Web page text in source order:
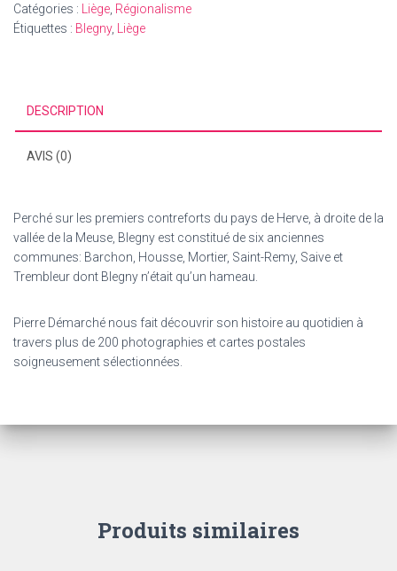
Catégories : Liège Régionalisme
Étiquettes : Blegny, Liège
DESCRIPTION
AVIS (0)
Perché sur les premiers contreforts du pays de Herve, à droite de la
vallée de la Meuse, Blegny est constitué de six anciennes
communes: Barchon, Housse, Mortier, Saint-Remy, Saive et
Trembleur dont Blegny n’était qu’un hameau.
Pierre Démarché nous fait découvrir son histoire au quotidien à
travers plus de 200 photographies et cartes postales
soigneusement sélectionnées.
Produits similaires